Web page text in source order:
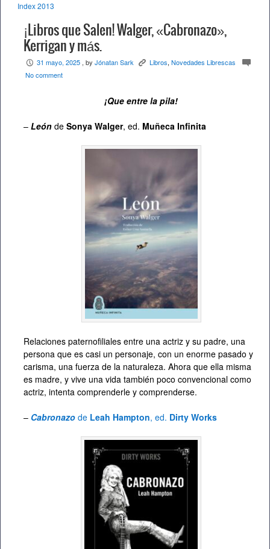
Index 2013
¡Libros que Salen! Walger, «Cabronazo»,
Kerrigan y más.
P 31 mayo, 2025 , by Jónatan Sark K Libros,Novedades Librescas c
No comment
¡Que entre la pila!
– León de Sonya Walger, ed. Muñeca Infinita
Relaciones paternofiliales entre una actriz y su padre, una
persona que es casi un personaje, con un enorme pasado y
carisma, una fuerza de la naturaleza. Ahora que ella misma
es madre, y vive una vida también poco convencional como
actriz, intenta comprenderle y comprenderse.
– Cabronazo de Leah Hampton, ed. Dirty Works